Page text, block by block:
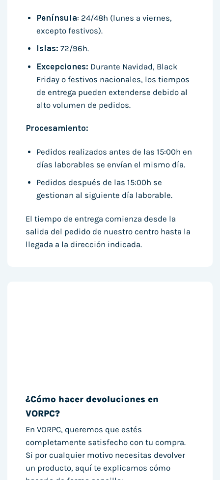
Península: 24/48h (lunes a viernes,
excepto festivos).
Islas: 72/96h.
Excepciones: Durante Navidad, Black
Friday o festivos nacionales, los tiempos
de entrega pueden extenderse debido al
alto volumen de pedidos.
Procesamiento:
Pedidos realizados antes de las 15:00h en
días laborables se envían el mismo día.
Pedidos después de las 15:00h se
gestionan al siguiente día laborable.
El tiempo de entrega comienza desde la
salida del pedido de nuestro centro hasta la
llegada a la dirección indicada.
¿Cómo hacer devoluciones en
VORPC?
En VORPC, queremos que estés
completamente satisfecho con tu compra.
Si por cualquier motivo necesitas devolver
un producto, aquí te explicamos cómo